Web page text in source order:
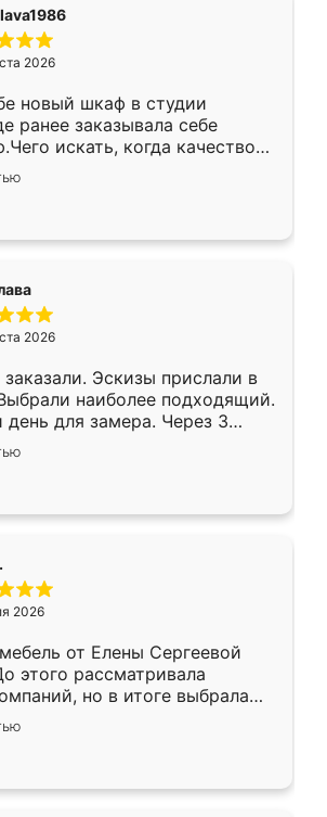
2026
новый шкаф в студии
ранее заказывала себе
искать, когда качеством
Служит кухня уже почти
нет.
2026
Эскизы прислали в
наиболее подходящий.
день для замера. Через 3
была уже готова. Остались
Спасибо Ренессанс
работу!
2026
от Елены Сергеевой
этого рассматривала
но в итоге выбрала
обговорили условия, потом
всё спокойно объяснил
Изготовили в срок, с